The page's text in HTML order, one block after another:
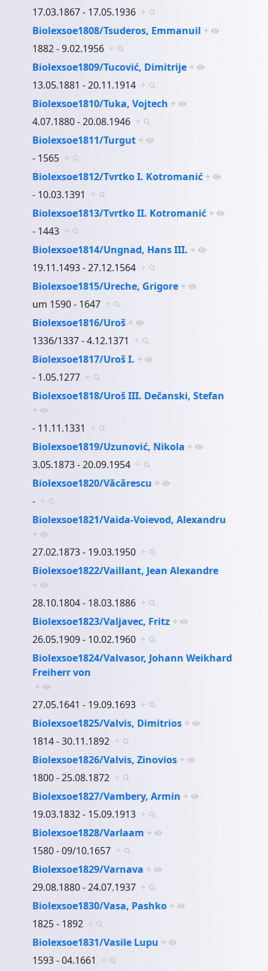
17.03.1867 - 17.05.1936 +
Biolexsoe1808/Tsuderos, Emmanuil +
1882 - 9.02.1956 +
Biolexsoe1809/Tucović, Dimitrije +
13.05.1881 - 20.11.1914 +
Biolexsoe1810/Tuka, Vojtech +
4.07.1880 - 20.08.1946 +
Biolexsoe1811/Turgut +
- 1565 +
Biolexsoe1812/Tvrtko I. Kotromanić +
- 10.03.1391 +
Biolexsoe1813/Tvrtko II. Kotromanić +
- 1443 +
Biolexsoe1814/Ungnad, Hans III. +
19.11.1493 - 27.12.1564 +
Biolexsoe1815/Ureche, Grigore +
um 1590 - 1647 +
Biolexsoe1816/Uroš +
1336/1337 - 4.12.1371 +
Biolexsoe1817/Uroš I. +
- 1.05.1277 +
Biolexsoe1818/Uroš III. Dečanski, Stefan
+
- 11.11.1331 +
Biolexsoe1819/Uzunović, Nikola +
3.05.1873 - 20.09.1954 +
Biolexsoe1820/Văcărescu +
- +
Biolexsoe1821/Vaida-Voievod, Alexandru
+
27.02.1873 - 19.03.1950 +
Biolexsoe1822/Vaillant, Jean Alexandre
+
28.10.1804 - 18.03.1886 +
Biolexsoe1823/Valjavec, Fritz +
26.05.1909 - 10.02.1960 +
Biolexsoe1824/Valvasor, Johann Weikhard
Freiherr von
+
27.05.1641 - 19.09.1693 +
Biolexsoe1825/Valvis, Dimitrios +
1814 - 30.11.1892 +
Biolexsoe1826/Valvis, Zinovios +
1800 - 25.08.1872 +
Biolexsoe1827/Vambery, Armin +
19.03.1832 - 15.09.1913 +
Biolexsoe1828/Varlaam +
1580 - 09/10.1657 +
Biolexsoe1829/Varnava +
29.08.1880 - 24.07.1937 +
Biolexsoe1830/Vasa, Pashko +
1825 - 1892 +
Biolexsoe1831/Vasile Lupu +
1593 - 04.1661 +